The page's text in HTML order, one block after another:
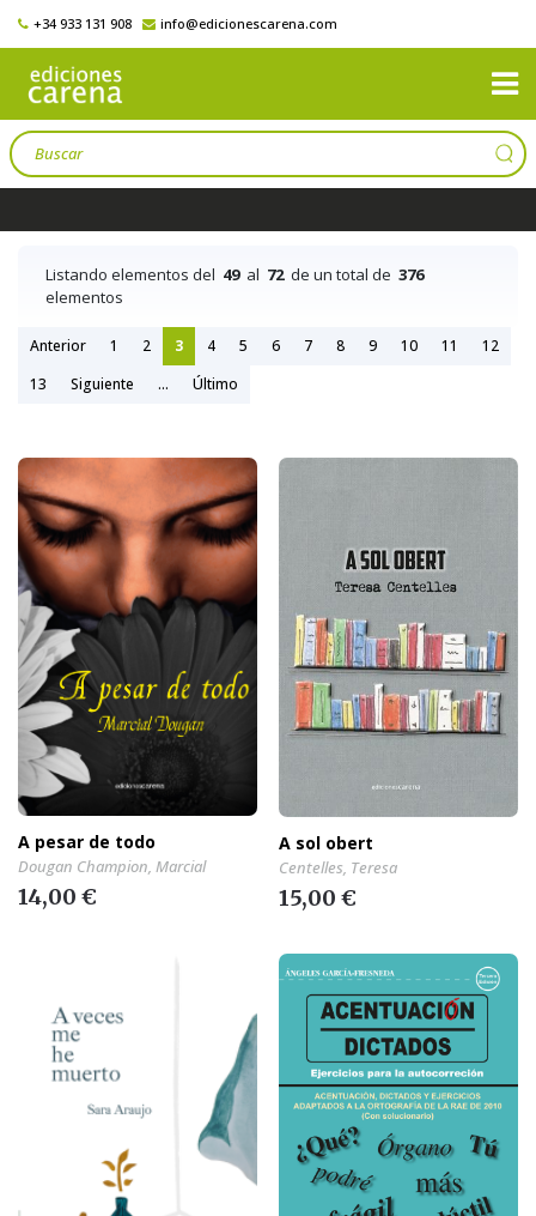
+34 933 131 908 info@edicionescarena.com
Listando elementos del 49al 72de un total de 376
elementos
Anterior 1 2 3 4 5 6 7 8 9 10 11
12
13
Siguiente ... Último
A pesar de todo
Dougan Champion, Marcial
14,00 €
A sol obert
Centelles, Teresa
15,00 €